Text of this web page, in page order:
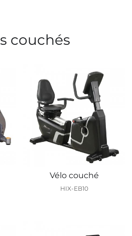
couchés
Vélo couché
HIX-EB10